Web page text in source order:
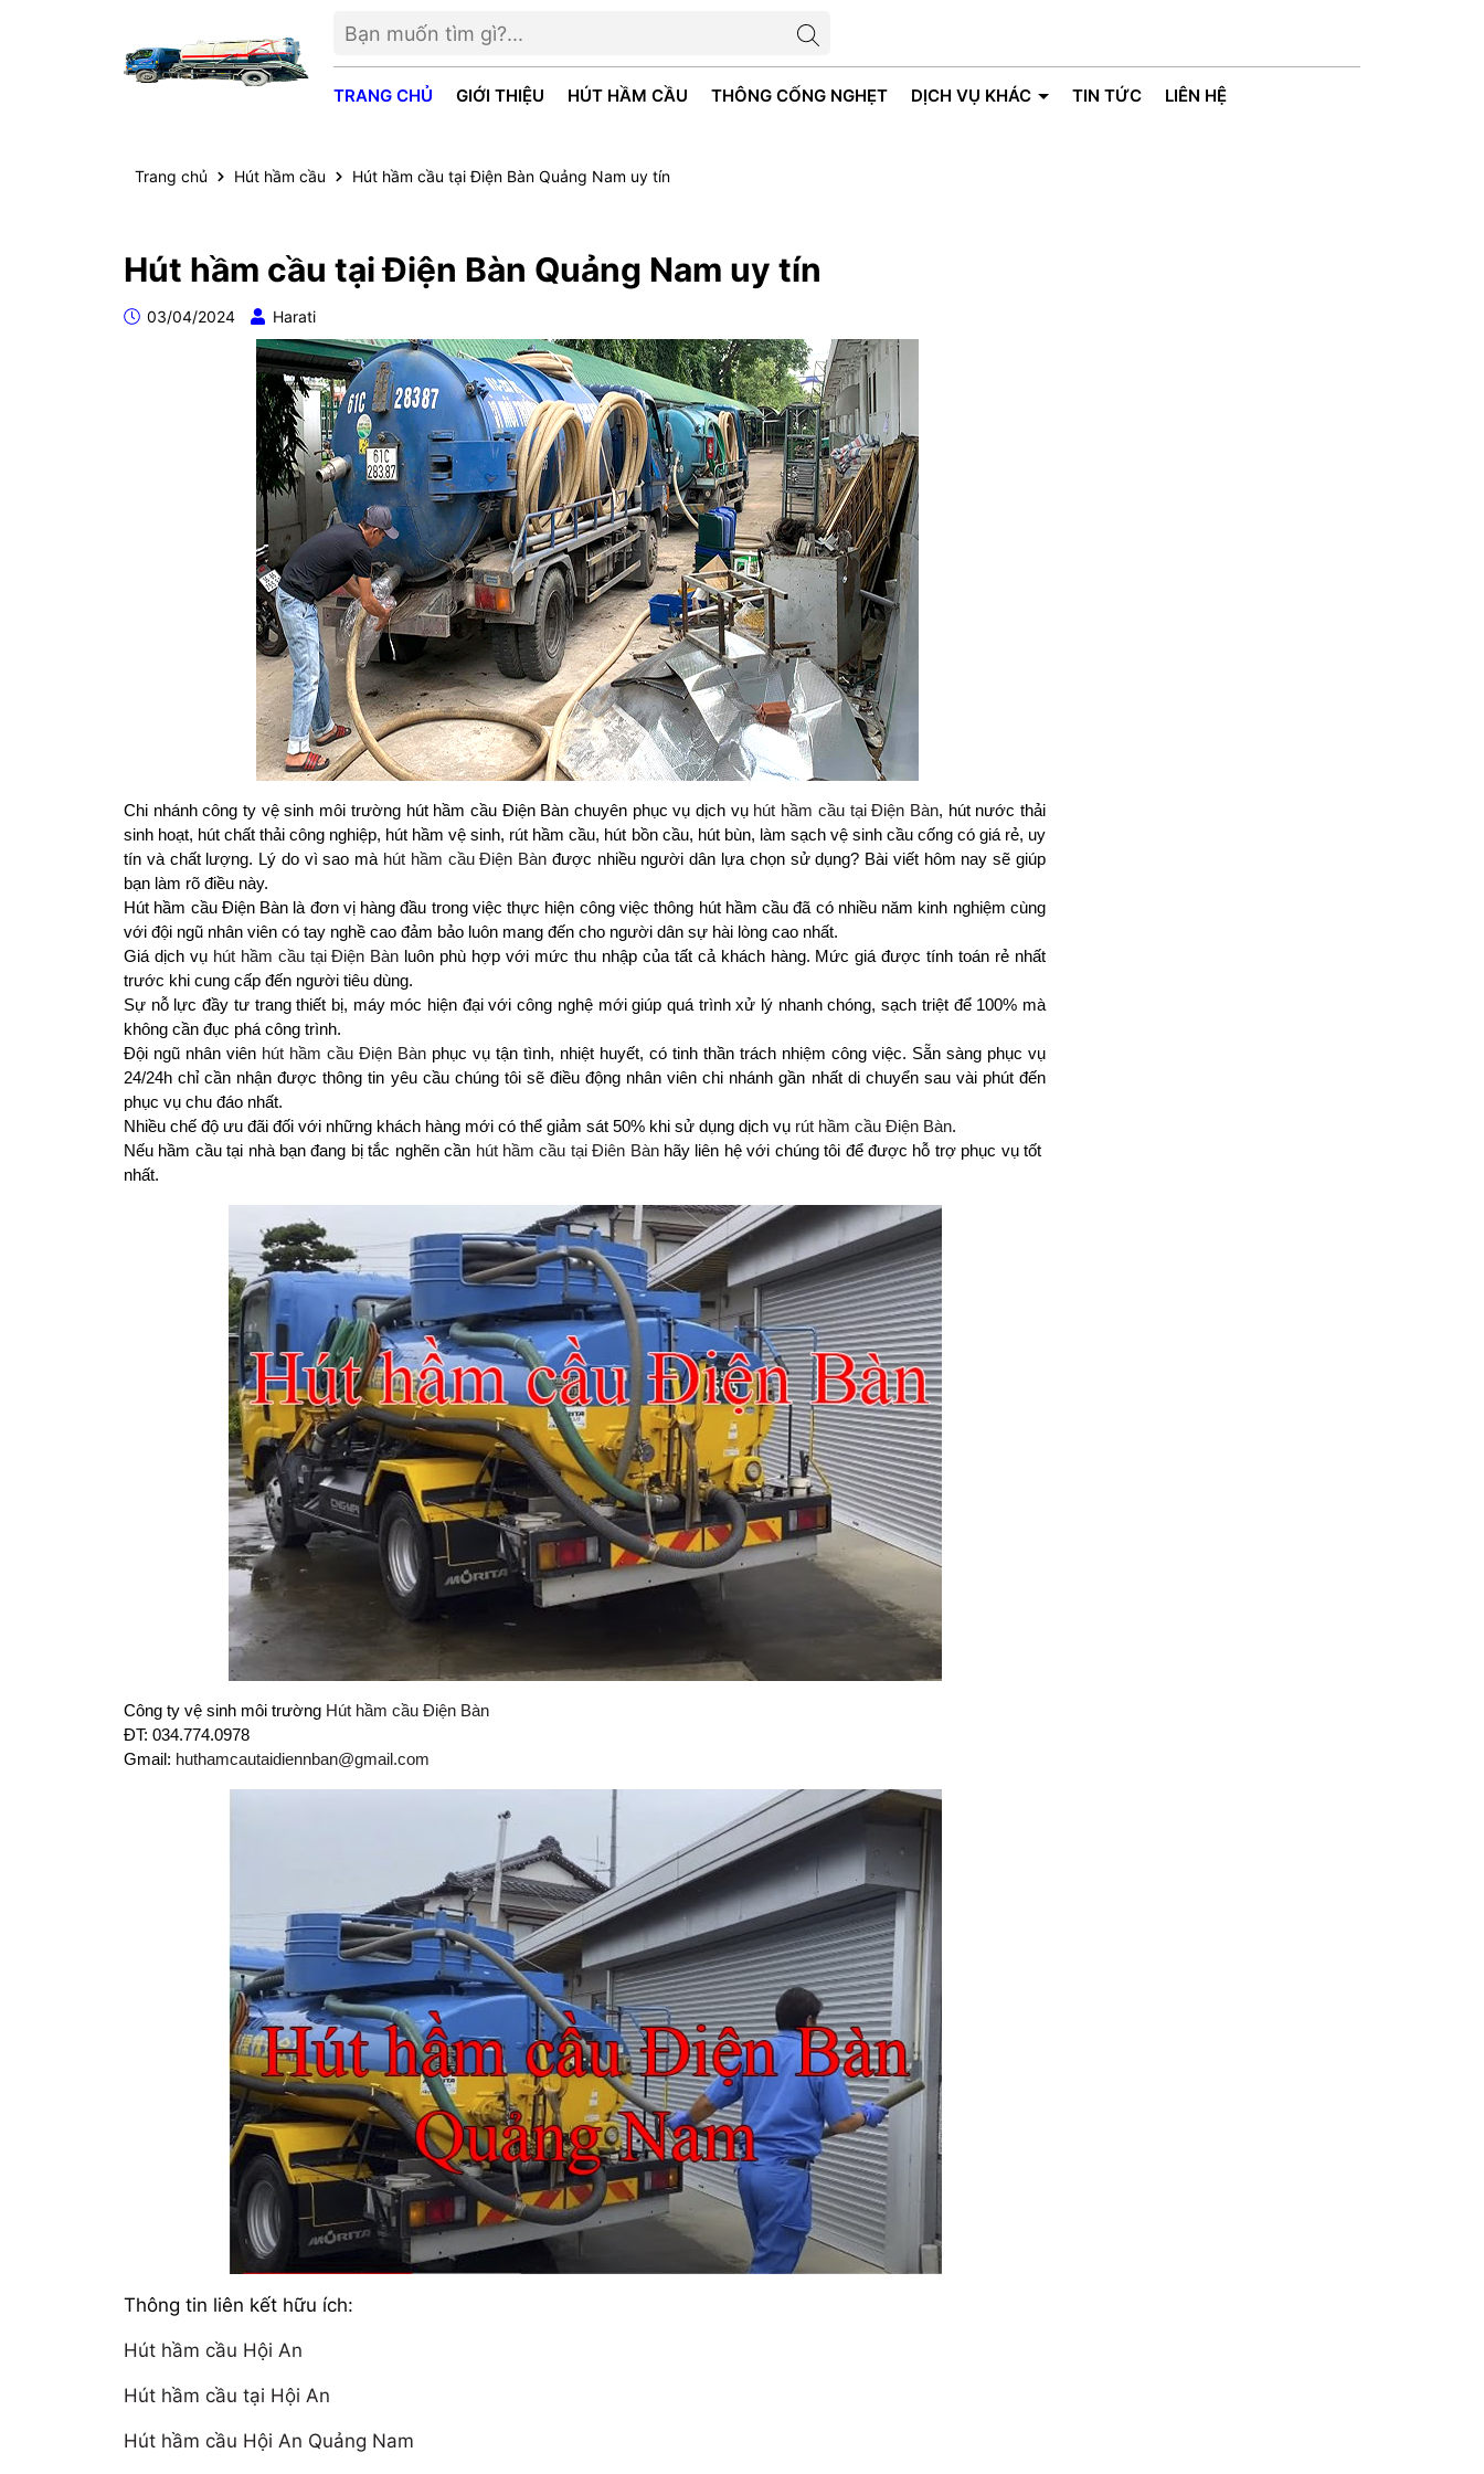
TRANG CHỦ GIỚI THIỆU HÚT HẦM CẦU THÔNG CỐNG NGHẸT DỊCH VỤ KHÁC TIN TỨC LIÊN HỆ
Trang chủ Hút hầm cầu Hút hầm cầu tại Điện Bàn Quảng Nam uy tín
Hút hầm cầu tại Điện Bàn Quảng Nam uy tín
03/04/2024 Harati
Chi nhánh công ty vệ sinh môi trường hút hầm cầu Điện Bàn chuyên phục vụ dịch vụ hút hầm cầu tại Điện Bàn, hút nước thải
sinh hoạt, hút chất thải công nghiệp, hút hầm vệ sinh, rút hầm cầu, hút bồn cầu, hút bùn, làm sạch vệ sinh cầu cống có giá rẻ, uy
tín và chất lượng. Lý do vì sao mà hút hầm cầu Điện Bàn được nhiều người dân lựa chọn sử dụng? Bài viết hôm nay sẽ giúp
bạn làm rõ điều này.
Hút hầm cầu Điện Bàn là đơn vị hàng đầu trong việc thực hiện công việc thông hút hầm cầu đã có nhiều năm kinh nghiệm cùng
với đội ngũ nhân viên có tay nghề cao đảm bảo luôn mang đến cho người dân sự hài lòng cao nhất.
Giá dịch vụ hút hầm cầu tại Điện Bàn luôn phù hợp với mức thu nhập của tất cả khách hàng. Mức giá được tính toán rẻ nhất
trước khi cung cấp đến người tiêu dùng.
Sự nỗ lực đầy tư trang thiết bị, máy móc hiện đại với công nghệ mới giúp quá trình xử lý nhanh chóng, sạch triệt để 100% mà
không cần đục phá công trình.
Đội ngũ nhân viên hút hầm cầu Điện Bàn phục vụ tận tình, nhiệt huyết, có tinh thần trách nhiệm công việc. Sẵn sàng phục vụ
24/24h chỉ cần nhận được thông tin yêu cầu chúng tôi sẽ điều động nhân viên chi nhánh gần nhất di chuyển sau vài phút đến
phục vụ chu đáo nhất.
Nhiều chế độ ưu đãi đối với những khách hàng mới có thể giảm sát 50% khi sử dụng dịch vụ rút hầm cầu Điện Bàn.
Nếu hầm cầu tại nhà bạn đang bị tắc nghẽn cần hút hầm cầu tại Điên Bànhãy liên hệ với chúng tôi để được hỗ trợ phục vụ tốt
nhất.
Công ty vệ sinh môi trường Hút hầm cầu Điện Bàn
ĐT: 034.774.0978
Gmail: huthamcautaidiennban@gmail.com
Thông tin liên kết hữu ích:
Hút hầm cầu Hội An
Hút hầm cầu tại Hội An
Hút hầm cầu Hội An Quảng Nam